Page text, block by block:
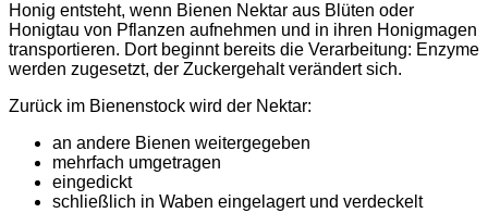
Honig entsteht, wenn Bienen Nektar aus Blüten oder
Honigtau von Pflanzen aufnehmen und in ihren Honigmagen
transportieren. Dort beginnt bereits die Verarbeitung: Enzyme
werden zugesetzt, der Zuckergehalt verändert sich.
Zurück im Bienenstock wird der Nektar:
an andere Bienen weitergegeben
mehrfach umgetragen
eingedickt
schließlich in Waben eingelagert und verdeckelt